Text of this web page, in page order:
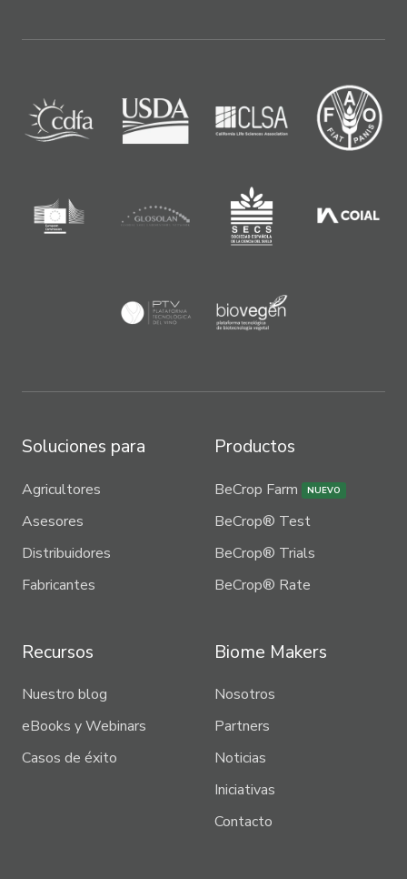
Soluciones para
Agricultores
Asesores
Distribuidores
Fabricantes
Productos
BeCrop Farm NUEVO
BeCrop® Test
BeCrop® Trials
BeCrop® Rate
Recursos
Nuestro blog
eBooks y Webinars
Casos de éxito
Biome Makers
Nosotros
Partners
Noticias
Iniciativas
Contacto